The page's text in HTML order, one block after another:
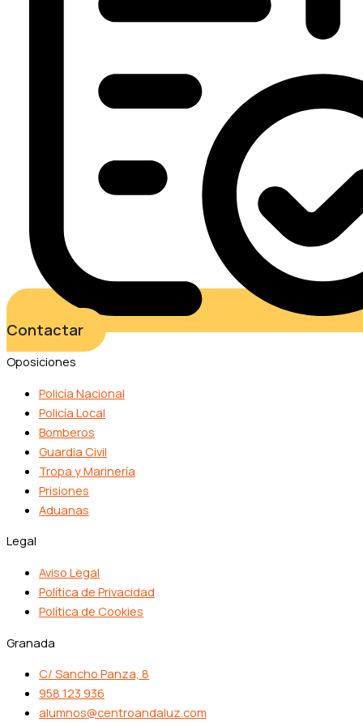
Contactar
Oposiciones
Policía Nacional
Policía Local
Bomberos
Guardia Civil
Tropa y Marinería
Prisiones
Aduanas
Legal
Aviso Legal
Política de Privacidad
Política de Cookies
Granada
C/ Sancho Panza, 8
958 123 936
alumnos@centroandaluz.com